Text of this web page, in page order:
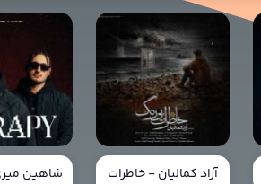
آزاد کمالیان - خاطرات
شاهین